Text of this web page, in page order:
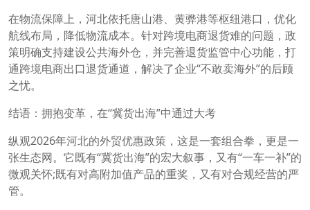
在物流保障上，河北依托唐山港、黄骅港等枢纽港口，优化
航线布局，降低物流成本。针对跨境电商退货难的问题，政
策明确支持建设公共海外仓，并完善退货监管中心功能，打
通跨境电商出口退货通道，解决了企业“不敢卖海外”的后顾
之忧。
结语：拥抱变革，在“冀货出海”中通过大考
纵观2026年河北的外贸优惠政策，这是一套组合拳，更是一
张生态网。它既有“冀货出海”的宏大叙事，又有“一车一补”的
微观关怀;既有对高附加值产品的重奖，又有对合规经营的严
管。